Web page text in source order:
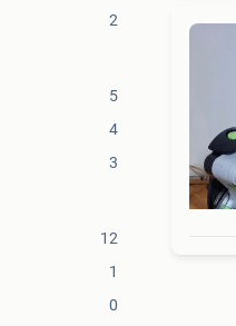
2
5
4
3
12
1
0